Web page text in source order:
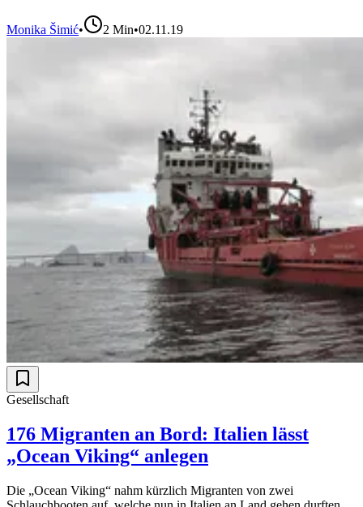
Monika Šimić• 2 Min•02.11.19
Gesellschaft
176 Migranten an Bord: Italien lässt
„Ocean Viking“ anlegen
Die „Ocean Viking“ nahm kürzlich Migranten von zwei